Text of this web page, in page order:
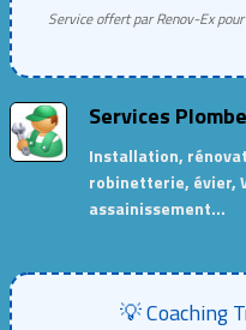
Service offert par Renov-Ex
Services
Installation,
robinetterie, évier,
assainissement…
💡 Coaching